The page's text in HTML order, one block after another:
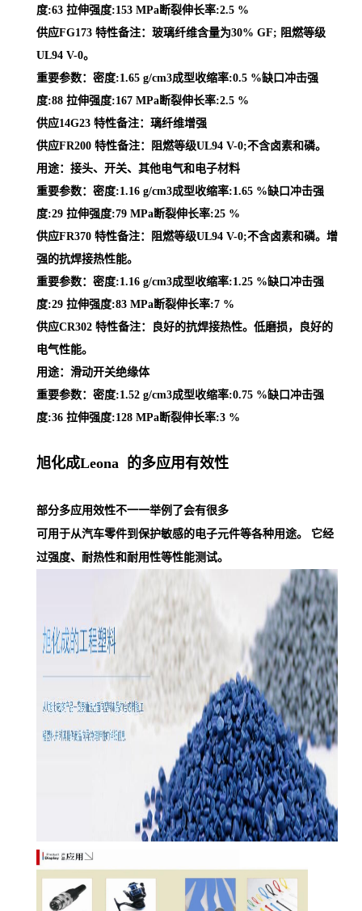
度:63 拉伸强度:153 MPa断裂伸长率:2.5 %
供应FG173 特性备注：玻璃纤维含量为30% GF; 阻燃等级
UL94 V-0。
重要参数：密度:1.65 g/cm3成型收缩率:0.5 %缺口冲击强
度:88 拉伸强度:167 MPa断裂伸长率:2.5 %
供应14G23 特性备注：璃纤维增强
供应FR200 特性备注：阻燃等级UL94 V-0;不含卤素和磷。
用途：接头、开关、其他电气和电子材料
重要参数：密度:1.16 g/cm3成型收缩率:1.65 %缺口冲击强
度:29 拉伸强度:79 MPa断裂伸长率:25 %
供应FR370 特性备注：阻燃等级UL94 V-0;不含卤素和磷。增
强的抗焊接热性能。
重要参数：密度:1.16 g/cm3成型收缩率:1.25 %缺口冲击强
度:29 拉伸强度:83 MPa断裂伸长率:7 %
供应CR302 特性备注：良好的抗焊接热性。低磨损，良好的
电气性能。
用途：滑动开关绝缘体
重要参数：密度:1.52 g/cm3成型收缩率:0.75 %缺口冲击强
度:36 拉伸强度:128 MPa断裂伸长率:3 %
旭化成Leona 的多应用有效性
部分多应用效性不一一举例了会有很多
可用于从汽车零件到保护敏感的电子元件等各种用途。 它经
过强度、耐热性和耐用性等性能测试。